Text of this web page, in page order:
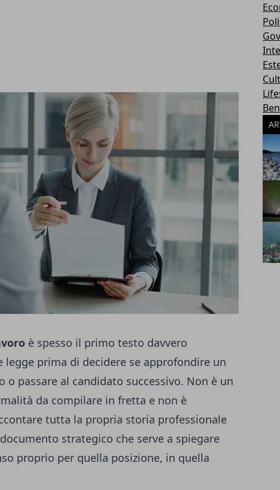
è spesso il primo testo davvero
legge prima di decidere se approfondire un
passare al candidato successivo. Non è un
da compilare in fretta e non è
tutta la propria storia professionale
strategico che serve a spiegare
proprio per quella posizione, in quella